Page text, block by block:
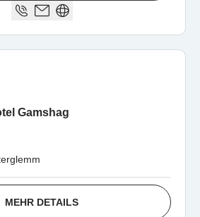
Gamshag
MEHR DETAILS